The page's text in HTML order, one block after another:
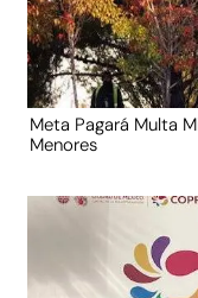
Meta Pagará Multa
Menores